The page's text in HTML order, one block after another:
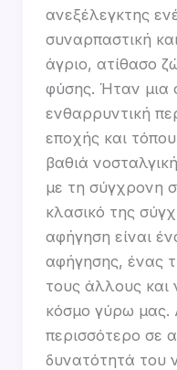
ανεξέλεγκτης
συναρπαστική
άγριο, ατίθασο
φύσης. Ήταν μια
ενθαρρυντική
εποχής και
βαθιά
με τη σύγχρονη
κλασικό της
αφήγηση είναι
αφήγησης, ένας
τους άλλους και
κόσμο γύρω μας.
περισσότερο σε
δυνατότητά του